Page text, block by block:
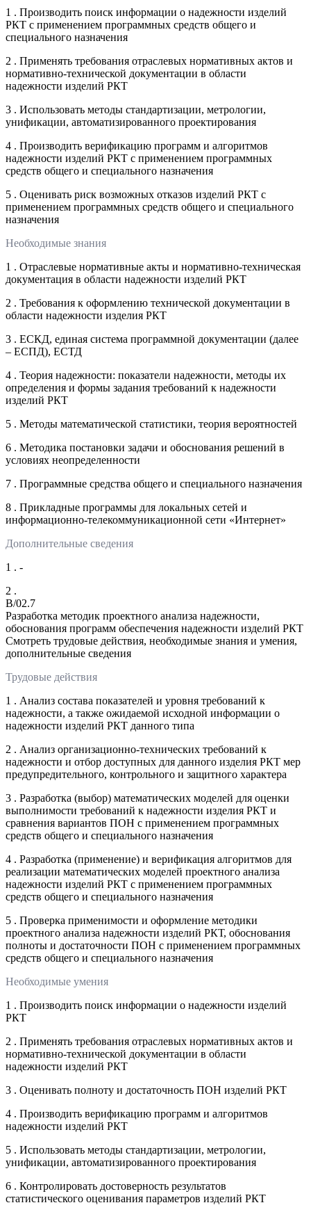
1 . Производить поиск информации о надежности изделий
РКТ с применением программных средств общего и
специального назначения
2 . Применять требования отраслевых нормативных актов и
нормативно-технической документации в области
надежности изделий РКТ
3 . Использовать методы стандартизации, метрологии,
унификации, автоматизированного проектирования
4 . Производить верификацию программ и алгоритмов
надежности изделий РКТ с применением программных
средств общего и специального назначения
5 . Оценивать риск возможных отказов изделий РКТ с
применением программных средств общего и специального
назначения
Необходимые знания
1 . Отраслевые нормативные акты и нормативно-техническая
документация в области надежности изделий РКТ
2 . Требования к оформлению технической документации в
области надежности изделия РКТ
3 . ЕСКД, единая система программной документации (далее
– ЕСПД), ЕСТД
4 . Теория надежности: показатели надежности, методы их
определения и формы задания требований к надежности
изделий РКТ
5 . Методы математической статистики, теория вероятностей
6 . Методика постановки задачи и обоснования решений в
условиях неопределенности
7 . Программные средства общего и специального назначения
8 . Прикладные программы для локальных сетей и
информационно-телекоммуникационной сети «Интернет»
Дополнительные сведения
1 . -
2 .
B/02.7
Разработка методик проектного анализа надежности,
обоснования программ обеспечения надежности изделий РКТ
Смотреть трудовые действия, необходимые знания и умения,
дополнительные сведения
Трудовые действия
1 . Анализ состава показателей и уровня требований к
надежности, а также ожидаемой исходной информации о
надежности изделий РКТ данного типа
2 . Анализ организационно-технических требований к
надежности и отбор доступных для данного изделия РКТ мер
предупредительного, контрольного и защитного характера
3 . Разработка (выбор) математических моделей для оценки
выполнимости требований к надежности изделия РКТ и
сравнения вариантов ПОН с применением программных
средств общего и специального назначения
4 . Разработка (применение) и верификация алгоритмов для
реализации математических моделей проектного анализа
надежности изделий РКТ с применением программных
средств общего и специального назначения
5 . Проверка применимости и оформление методики
проектного анализа надежности изделий РКТ, обоснования
полноты и достаточности ПОН с применением программных
средств общего и специального назначения
Необходимые умения
1 . Производить поиск информации о надежности изделий
РКТ
2 . Применять требования отраслевых нормативных актов и
нормативно-технической документации в области
надежности изделий РКТ
3 . Оценивать полноту и достаточность ПОН изделий РКТ
4 . Производить верификацию программ и алгоритмов
надежности изделий РКТ
5 . Использовать методы стандартизации, метрологии,
унификации, автоматизированного проектирования
6 . Контролировать достоверность результатов
статистического оценивания параметров изделий РКТ